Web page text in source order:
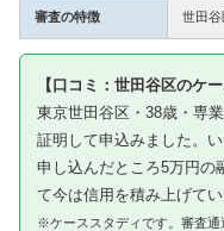
審査の特徴 世田
【口コミ：世田谷区のケ
東京世田谷区・38歳・専
証明して申込みました。
申し込んだところ5万円の
て今は信用を積み上げてい
※ケーススタディです。審査通